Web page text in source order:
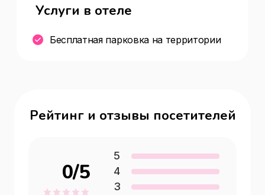
Услуги в отеле
Бесплатная парковка на территории
Рейтинг и отзывы посетителей
0/5
5
4
3